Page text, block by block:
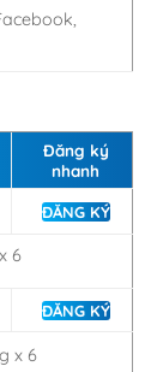
Đăng ký
nhanh
ĐĂNG KÝ
6
ĐĂNG KÝ
x 6